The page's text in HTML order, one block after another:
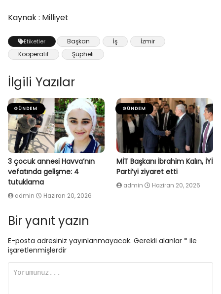
Kaynak : Milliyet
Etiketler Başkan İş
İzmir
Kooperatif
Şüpheli
İlgili Yazılar
GÜNDEM
3 çocuk annesi Havva’nın
vefatında gelişme: 4
tutuklama
admin Haziran 20, 2026
GÜNDEM
MİT Başkanı İbrahim Kalın, İYİ
Parti’yi ziyaret etti
admin Haziran 20, 2026
Bir yanıt yazın
E-posta adresiniz yayınlanmayacak. Gerekli alanlar * ile
işaretlenmişlerdir